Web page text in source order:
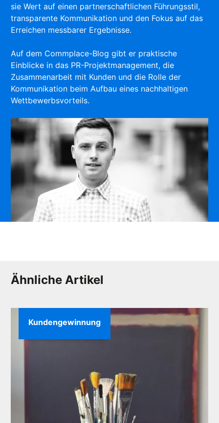
sie Wert auf einen partnerschaftlichen Führungsstil,
transparente Kommunikation und den Fokus auf das
Erreichen messbarer Ergebnisse.
Auf dem Commplace-Blog gibt er praktische
Einblicke in das PR-Projektmanagement, die
Zusammenarbeit mit Kunden und die Rolle der
Kommunikation beim Aufbau eines nachhaltigen
Wettbewerbsvorteils.
Ähnliche Artikel
Kundengewinnung